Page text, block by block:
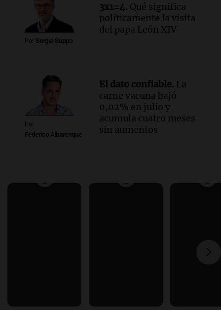
Por Sergio Suppo
3x1=4. Qué significa
políticamente la visita
del papa León XIV
Por
Federico Albarenque
El dato confiable. La
carne vacuna bajó
0,02% en julio y
acumula cuatro meses
sin aumentos